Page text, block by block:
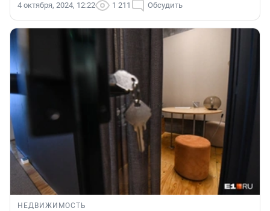
4 октября, 2024, 12:22 1 211 Обсудить
НЕДВИЖИМОСТЬ